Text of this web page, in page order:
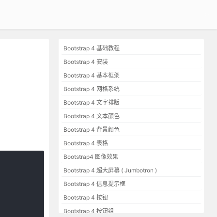
Bootstrap 4 基础教程
Bootstrap 4 安装
Bootstrap 4 基本框架
Bootstrap 4 网格系统
Bootstrap 4 文字排版
Bootstrap 4 文本颜色
Bootstrap 4 背景颜色
Bootstrap 4 表格
Bootstrap4 图像效果
Bootstrap 4 超大屏幕 ( Jumbotron )
Bootstrap 4 信息提示框
Bootstrap 4 按钮
Bootstrap 4 按钮组